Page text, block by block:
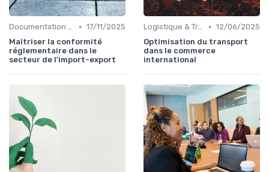
Documentation & Conformité • 17/11/2025
Maîtriser la conformité
réglementaire dans le
secteur de l'import-export
Logistique & Transport • 12/06/2025
Optimisation du transport
dans le commerce
international